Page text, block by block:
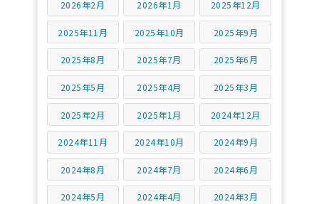
2026年2月 2026年1月 2025年12月
2025年11月 2025年10月 2025年9月
2025年8月 2025年7月 2025年6月
2025年5月 2025年4月 2025年3月
2025年2月 2025年1月 2024年12月
2024年11月 2024年10月 2024年9月
2024年8月 2024年7月 2024年6月
2024年5月 2024年4月 2024年3月